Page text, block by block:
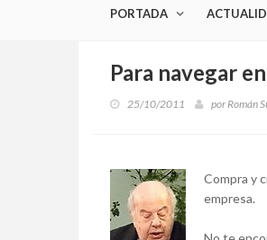
PORTADA
Para navegar
25/10/2011 porRomán
Compra y
empresa.